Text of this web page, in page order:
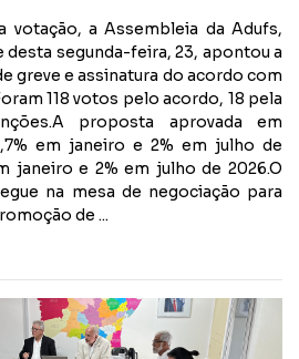
votação, a Assembleia da Adufs,
desta segunda-feira, 23, apontou a
greve e assinatura do acordo com
118 votos pelo acordo, 18 pela
proposta aprovada em
em janeiro e 2% em julho de
janeiro e 2% em julho de 2026.O
na mesa de negociação para
de ...